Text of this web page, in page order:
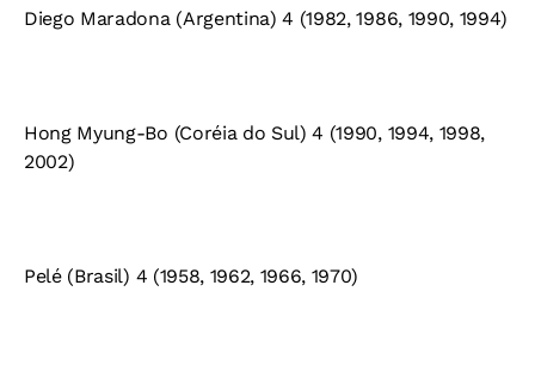
Diego Maradona (Argentina) 4 (1982, 1986, 1990, 1994)
Hong Myung-Bo (Coréia do Sul) 4 (1990, 1994, 1998,
2002)
Pelé (Brasil) 4 (1958, 1962, 1966, 1970)